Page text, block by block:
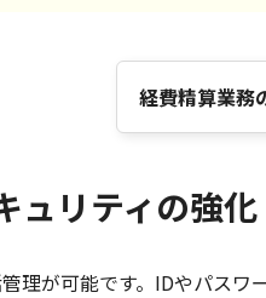
経費精算業務
ュリティの強化
理が可能です。IDやパスワ